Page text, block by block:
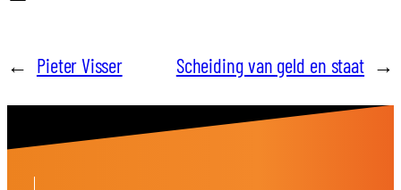
← Pieter Visser Scheiding van geld en staat →